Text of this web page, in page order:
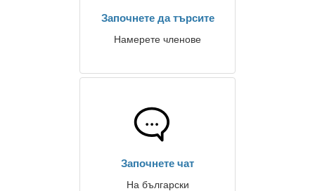
Започнете да търсите
Намерете членове
Започнете чат
На български